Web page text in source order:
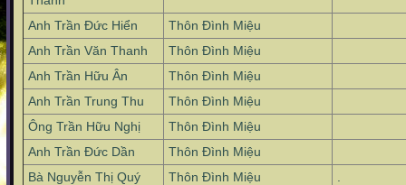
Anh Trần Đức Hiển
Thôn Đình Miệu
Anh Trần Văn Thanh
Thôn Đình Miệu
Anh Trần Hữu Ân
Thôn Đình Miệu
Anh Trần Trung Thu
Thôn Đình Miệu
Ông Trần Hữu Nghị
Thôn Đình Miệu
Anh Trần Đức Dần
Thôn Đình Miệu
Bà Nguyễn Thị Quý
Thôn Đình Miệu